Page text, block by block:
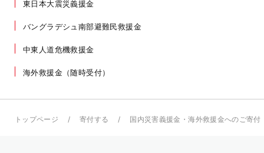
東日本大震災義援金
バングラデシュ南部避難民救援金
中東人道危機救援金
海外救援金（随時受付）
トップページ 寄付する 国内災害義援金・海外救援金へのご寄付